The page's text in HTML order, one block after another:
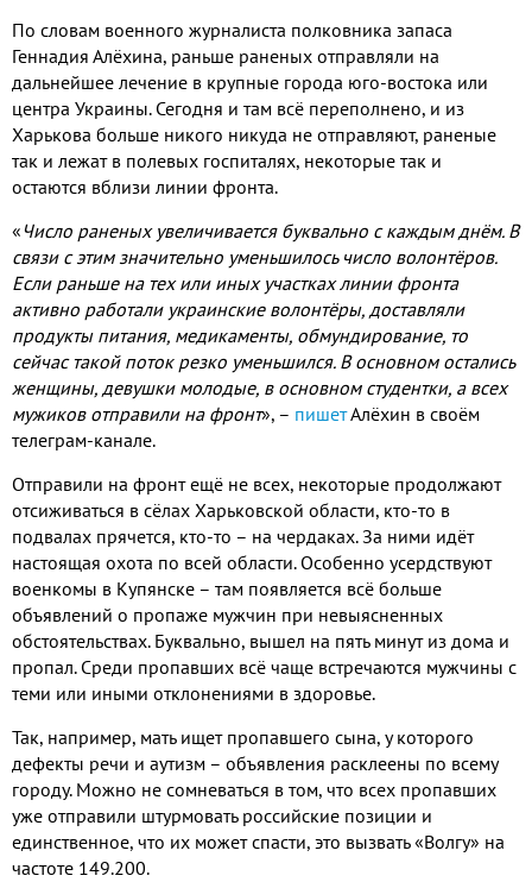
По словам военного журналиста полковника запаса
Геннадия Алёхина, раньше раненых отправляли на
дальнейшее лечение в крупные города юго-востока или
центра Украины. Сегодня и там всё переполнено, и из
Харькова больше никого никуда не отправляют, раненые
так и лежат в полевых госпиталях, некоторые так и
остаются вблизи линии фронта.
«Число раненых увеличивается буквально с каждым днём. В
связи с этим значительно уменьшилось число волонтёров.
Если раньше на тех или иных участках линии фронта
активно работали украинские волонтёры, доставляли
продукты питания, медикаменты, обмундирование, то
сейчас такой поток резко уменьшился. В основном остались
женщины, девушки молодые, в основном студентки, а всех
мужиков отправили на фронт», – пишетАлёхин в своём
телеграм-канале.
Отправили на фронт ещё не всех, некоторые продолжают
отсиживаться в сёлах Харьковской области, кто-то в
подвалах прячется, кто-то – на чердаках. За ними идёт
настоящая охота по всей области. Особенно усердствуют
военкомы в Купянске – там появляется всё больше
объявлений о пропаже мужчин при невыясненных
обстоятельствах. Буквально, вышел на пять минут из дома и
пропал. Среди пропавших всё чаще встречаются мужчины с
теми или иными отклонениями в здоровье.
Так, например, мать ищет пропавшего сына, у которого
дефекты речи и аутизм – объявления расклеены по всему
городу. Можно не сомневаться в том, что всех пропавших
уже отправили штурмовать российские позиции и
единственное, что их может спасти, это вызвать «Волгу» на
частоте 149.200.